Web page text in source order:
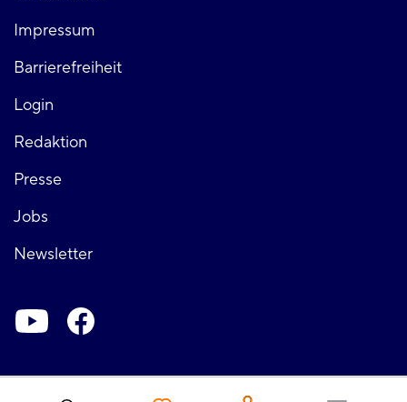
links
Impressum
Barrierefreiheit
Login
Fußzeile
rechts
Redaktion
Presse
Jobs
Newsletter
Soziale-
Netzwerke